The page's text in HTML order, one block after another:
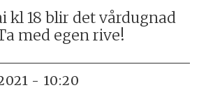
kl 18 blir det vårdugnad
med egen rive!
- 10:20